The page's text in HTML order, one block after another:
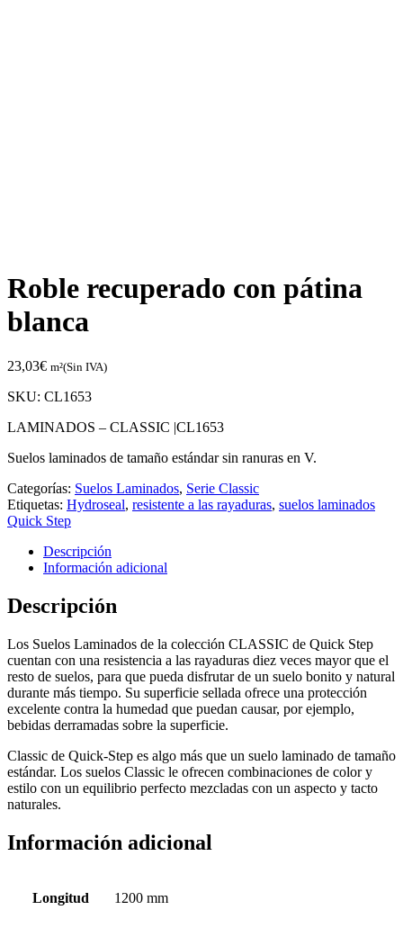
Roble recuperado con pátina
blanca
23,03€ m²(Sin IVA)
SKU: CL1653
LAMINADOS – CLASSIC |CL1653
Suelos laminados de tamaño estándar sin ranuras en V.
Categorías: Suelos Laminados, Serie Classic
Etiquetas: Hydroseal, resistente a las rayaduras, suelos laminados
Quick Step
Descripción
Información adicional
Descripción
Los Suelos Laminados de la colección CLASSIC de Quick Step
cuentan con una resistencia a las rayaduras diez veces mayor que el
resto de suelos, para que pueda disfrutar de un suelo bonito y natural
durante más tiempo. Su superficie sellada ofrece una protección
excelente contra la humedad que puedan causar, por ejemplo,
bebidas derramadas sobre la superficie.
Classic de Quick-Step es algo más que un suelo laminado de tamaño
estándar. Los suelos Classic le ofrecen combinaciones de color y
estilo con un equilibrio perfecto mezcladas con un aspecto y tacto
naturales.
Información adicional
Longitud 1200 mm